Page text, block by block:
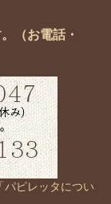
（お電話・
パピレッタについ